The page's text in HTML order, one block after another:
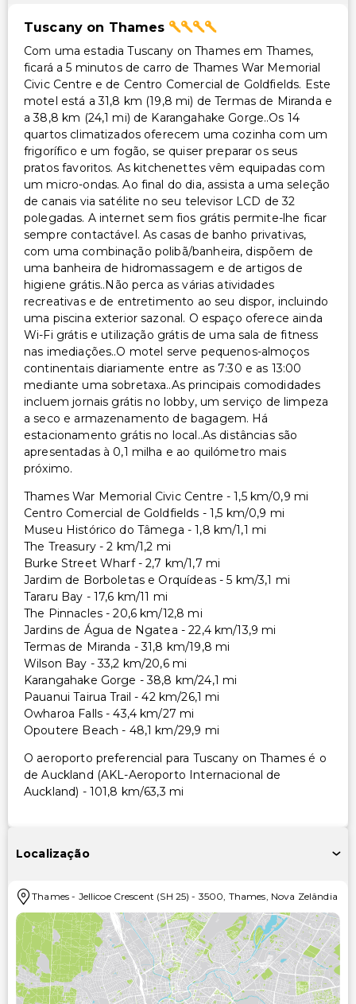
Acessibilidade
Acessibilidade no quarto (em quartos selecionados)
Recepção acessível para cadeira de rodas
Caminho acessível para cadeira de rodas
Estacionamento acessível para cadeira de rodas
Outros serviços
Uso gratuito de academia nas proximidades
Serviço de lavanderia
Serviço de lavanderia/lavagem a seco
Tuscany on Thames
Com uma estadia Tuscany on Thames em Thames,
ficará a 5 minutos de carro de Thames War Memorial
Civic Centre e de Centro Comercial de Goldfields. Este
motel está a 31,8 km (19,8 mi) de Termas de Miranda e
a 38,8 km (24,1 mi) de Karangahake Gorge..Os 14
quartos climatizados oferecem uma cozinha com um
frigorífico e um fogão, se quiser preparar os seus
pratos favoritos. As kitchenettes vêm equipadas com
um micro-ondas. Ao final do dia, assista a uma seleção
de canais via satélite no seu televisor LCD de 32
polegadas. A internet sem fios grátis permite-lhe ficar
sempre contactável. As casas de banho privativas,
com uma combinação polibã/banheira, dispõem de
uma banheira de hidromassagem e de artigos de
higiene grátis..Não perca as várias atividades
recreativas e de entretimento ao seu dispor, incluindo
uma piscina exterior sazonal. O espaço oferece ainda
Wi-Fi grátis e utilização grátis de uma sala de fitness
nas imediações..O motel serve pequenos-almoços
continentais diariamente entre as 7:30 e as 13:00
mediante uma sobretaxa..As principais comodidades
incluem jornais grátis no lobby, um serviço de limpeza
a seco e armazenamento de bagagem. Há
estacionamento grátis no local..As distâncias são
apresentadas à 0,1 milha e ao quilómetro mais
próximo.
Thames War Memorial Civic Centre - 1,5 km/0,9 mi
Centro Comercial de Goldfields - 1,5 km/0,9 mi
Museu Histórico do Tâmega - 1,8 km/1,1 mi
The Treasury - 2 km/1,2 mi
Burke Street Wharf - 2,7 km/1,7 mi
Jardim de Borboletas e Orquídeas - 5 km/3,1 mi
Tararu Bay - 17,6 km/11 mi
The Pinnacles - 20,6 km/12,8 mi
Jardins de Água de Ngatea - 22,4 km/13,9 mi
Termas de Miranda - 31,8 km/19,8 mi
Wilson Bay - 33,2 km/20,6 mi
Karangahake Gorge - 38,8 km/24,1 mi
Pauanui Tairua Trail - 42 km/26,1 mi
Owharoa Falls - 43,4 km/27 mi
Opoutere Beach - 48,1 km/29,9 mi
O aeroporto preferencial para Tuscany on Thames é o
de Auckland (AKL-Aeroporto Internacional de
Auckland) - 101,8 km/63,3 mi
Localização
Thames - Jellicoe Crescent (SH 25) - 3500 Thames Nova Zelândia